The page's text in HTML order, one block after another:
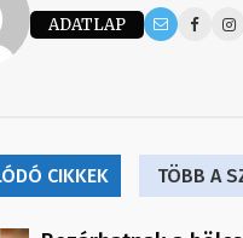
ADATLAP
CIKKEK TÖBB A